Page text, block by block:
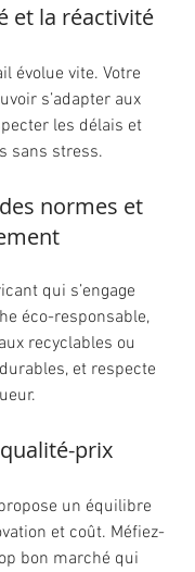
et la réactivité
évolue vite. Votre
s’adapter aux
les délais et
sans stress.
normes et
qui s’engage
éco-responsable,
recyclables ou
et respecte
prix
un équilibre
et coût. Méfiez-
bon marché qui